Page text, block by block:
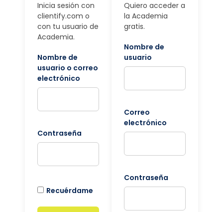
Inicia sesión con
clientify.com o
con tu usuario de
Academia.
Nombre de
usuario o correo
electrónico
Contraseña
Recuérdame
Quiero acceder a
la Academia
gratis.
Nombre de
usuario
Correo
electrónico
Contraseña